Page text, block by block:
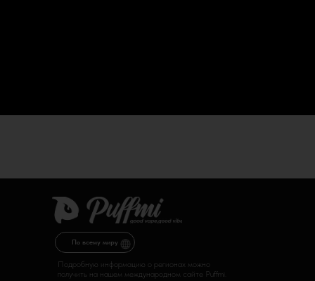
Подробную информацию о регионах можно
получить на нашем международном сайте Puffmi.
По всему миру